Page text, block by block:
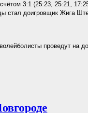
3:1 (25:23, 25:21,
стал доигровщик Жига
проведут на